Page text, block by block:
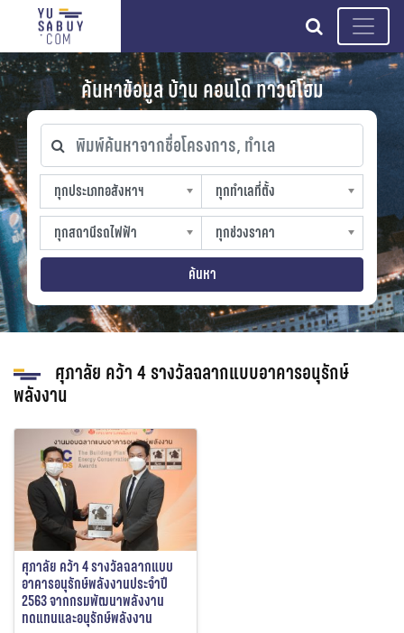
search
ค้นหาข้อมูล บ้าน คอนโด ทาวน์โฮม
พิมพ์ค้นหาจากชื่อโครงการ, ทำเล
ทุกประเภทอสังหาฯ
ทุกประเภทอสังหาฯ
sproperty
ทุกทำเลที่ตั้ง
ทุกทำเลที่ตั้ง
slocation
ทุกสถานีรถไฟฟ้า
ทุกสถานีรถไฟฟ้า
strain-station
ทุกช่วงราคา
ทุกช่วงราคา
sprice
ค้นหา
ศุภาลัย คว้า 4 รางวัลฉลากแบบอาคารอนุรักษ์
พลังงาน
ศุภาลัย คว้า 4 รางวัลฉลากแบบ
อาคารอนุรักษ์พลังงานประจำปี
2563 จากกรมพัฒนาพลังงาน
ทดแทนและอนุรักษ์พลังงาน